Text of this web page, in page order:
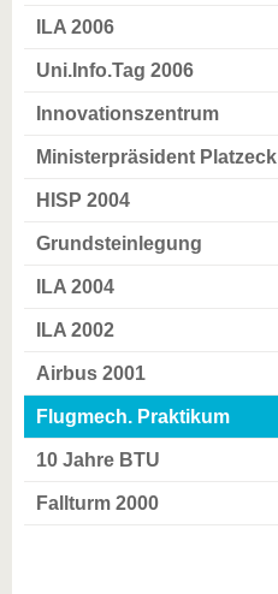
ILA 2006
Uni.Info.Tag 2006
Innovationszentrum
Ministerpräsident Platzeck
HISP 2004
Grundsteinlegung
ILA 2004
ILA 2002
Airbus 2001
Flugmech. Praktikum
10 Jahre BTU
Fallturm 2000